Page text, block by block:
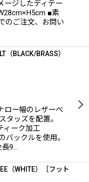
ージしたディテー
■素
のご注文、お問い
（BLACK/BRASS）
ロー幅のレザーベ
タッズを配置。
ィーク加工
バックルを使用。
長9…
（WHITE）［フット